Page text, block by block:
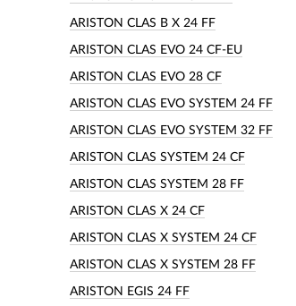
ARISTON CLAS B X 24 FF
ARISTON CLAS EVO 24 CF-EU
ARISTON CLAS EVO 28 CF
ARISTON CLAS EVO SYSTEM 24 FF
ARISTON CLAS EVO SYSTEM 32 FF
ARISTON CLAS SYSTEM 24 CF
ARISTON CLAS SYSTEM 28 FF
ARISTON CLAS X 24 CF
ARISTON CLAS X SYSTEM 24 CF
ARISTON CLAS X SYSTEM 28 FF
ARISTON EGIS 24 FF